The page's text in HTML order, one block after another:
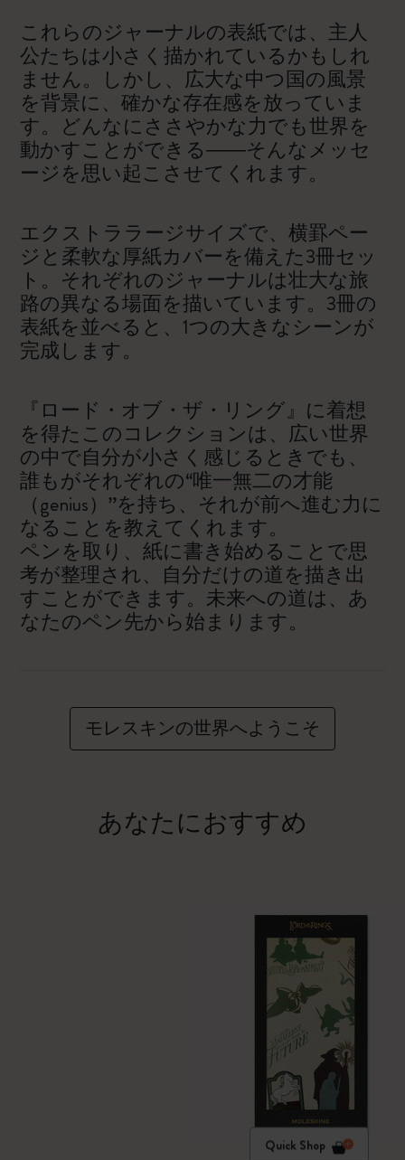
これらのジャーナルの表紙では、主人
公たちは小さく描かれているかもしれ
ません。しかし、広大な中つ国の風景
を背景に、確かな存在感を放っていま
す。どんなにささやかな力でも世界を
動かすことができる――そんなメッセ
ージを思い起こさせてくれます。
エクストララージサイズで、横罫ペー
ジと柔軟な厚紙カバーを備えた3冊セッ
ト。それぞれのジャーナルは壮大な旅
路の異なる場面を描いています。3冊の
表紙を並べると、1つの大きなシーンが
完成します。
『ロード・オブ・ザ・リング』に着想
を得たこのコレクションは、広い世界
の中で自分が小さく感じるときでも、
誰もがそれぞれの“唯一無二の才能
（genius）”を持ち、それが前へ進む力に
なることを教えてくれます。
ペンを取り、紙に書き始めることで思
考が整理され、自分だけの道を描き出
すことができます。未来への道は、あ
なたのペン先から始まります。
モレスキンの世界へようこそ
あなたにおすすめ
Quick Shop